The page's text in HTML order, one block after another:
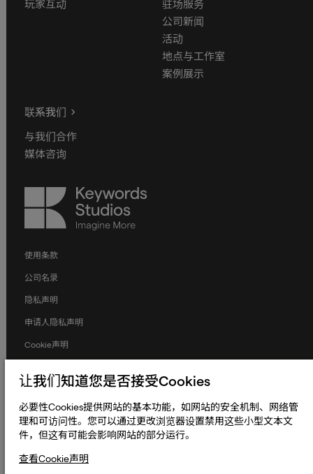
玩家互动
驻场服务
公司新闻
活动
地点与工作室
案例展示
联系我们
与我们合作
媒体咨询
Keywords
Studios
使用条款
公司名录
隐私声明
申请人隐私声明
Cookie声明
人权与劳工权益
全球政策
无障碍声明
更改Cookie偏好设置
让我们知道您是否接受Cookies
必要性Cookies提供网站的基本功能，如网站的安全机制、网络管
理和可访问性。您可以通过更改浏览器设置禁用这些小型文本文
件，但这有可能会影响网站的部分运行。
查看Cookie声明